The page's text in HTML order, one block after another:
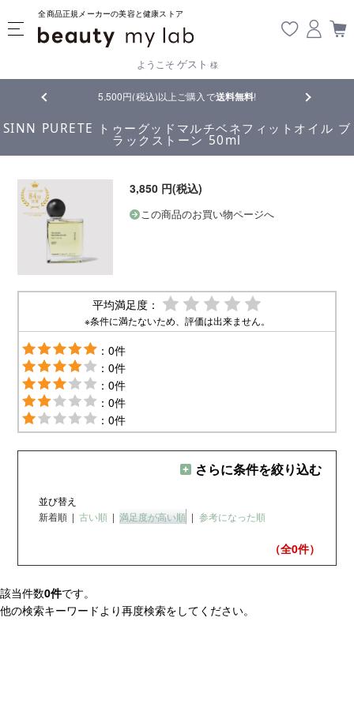
全商品正規メーカーの美容と健康ストア
ようこそ ゲスト 様
5,500円(税込)以上ご購入で送料無料! 【重要】
SINN PURETE トゥーグッドマルチベネフィットオイル ブ
ラックストーン 50ml
3,850 円(税込)
この商品のお買い物ページへ
平均満足度：
※条件に満たないため、評価は出来ません。
：0件
：0件
：0件
：0件
：0件
さらに条件を絞り込む
並び替え
新着順 | 古い順 | 満足度が高い順 | 参考になった順
（全0件）
該当件数0件です。
他の検索キーワードより再度検索をしてください。